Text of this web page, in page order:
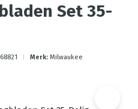
Set 35-
Merk: Milwaukee